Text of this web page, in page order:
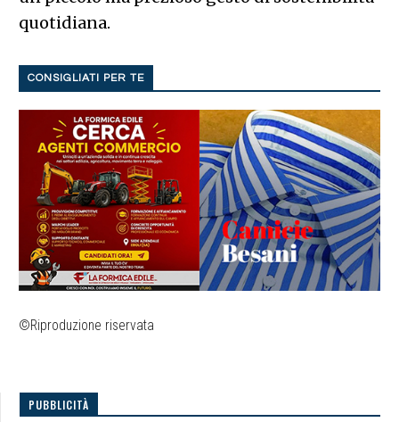
quotidiana.
CONSIGLIATI PER TE
©Riproduzione riservata
PUBBLICITÀ